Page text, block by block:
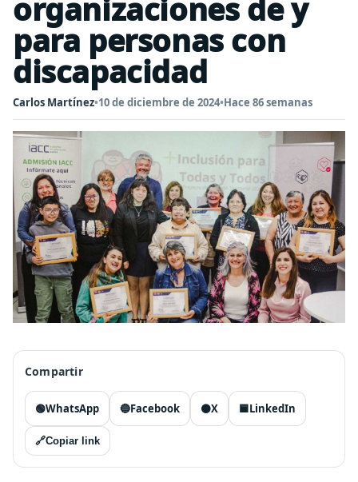
organizaciones de y
para personas con
discapacidad
Carlos Martínez•10 de diciembre de 2024•Hace 86 semanas
Compartir
🟢WhatsApp 🔵Facebook ⚫X 🟦LinkedIn
🔗Copiar link